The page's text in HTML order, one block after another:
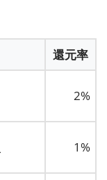
還元率
2%
1%